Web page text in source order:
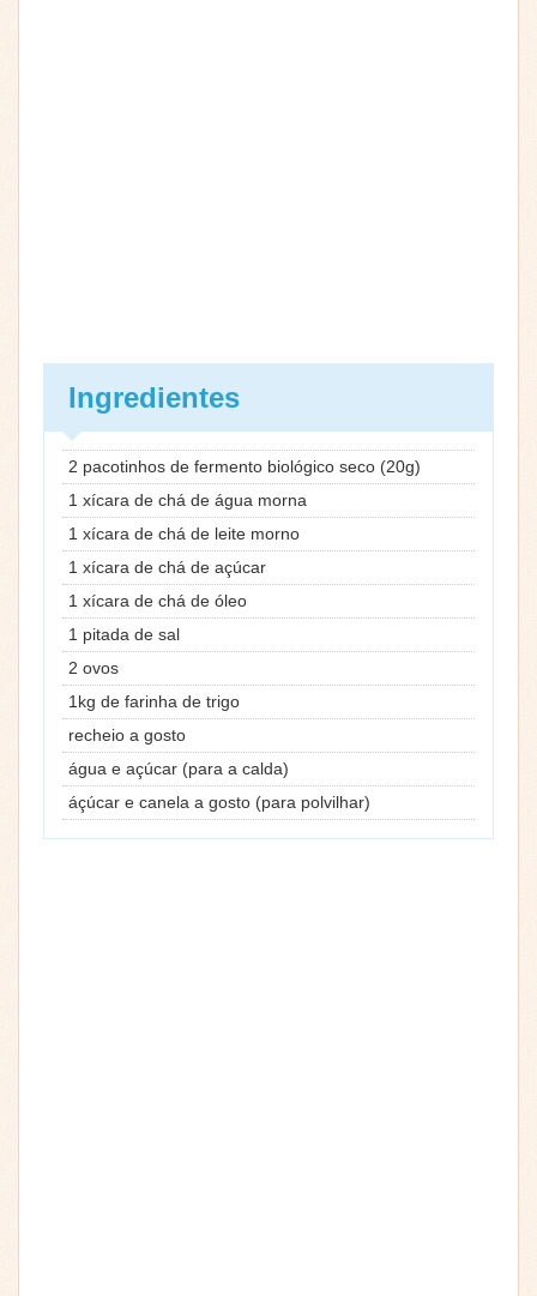
Ingredientes
2 pacotinhos de fermento biológico seco (20g)
1 xícara de chá de água morna
1 xícara de chá de leite morno
1 xícara de chá de açúcar
1 xícara de chá de óleo
1 pitada de sal
2 ovos
1kg de farinha de trigo
recheio a gosto
água e açúcar (para a calda)
áçúcar e canela a gosto (para polvilhar)